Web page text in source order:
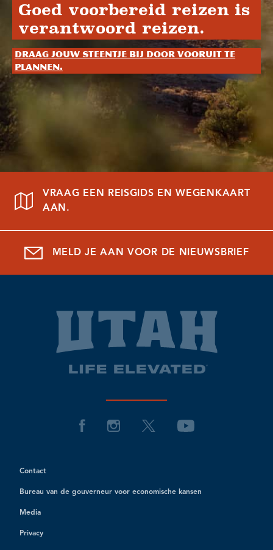
Goed voorbereid reizen is
verantwoord reizen.
Draag jouw steentje bij door vooruit te
plannen.
VRAAG EEN REISGIDS EN WEGENKAART
AAN.
MELD JE AAN VOOR DE NIEUWSBRIEF
Contact
Bureau van de gouverneur voor economische kansen
Media
Privacy